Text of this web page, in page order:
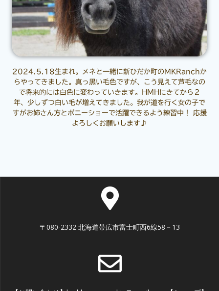
2024.5.18生まれ。メネと一緒に新ひだか町のMKRanchか
らやってきました。真っ黒い毛色ですが、こう見えて芦毛なの
で将来的には白色に変わっていきます。HMHにきてから２
年、少しずつ白い毛が増えてきました。我が道を行く女の子で
すがお姉さん方とポニーショーで活躍できるよう練習中！ 応援
よろしくお願いします♪
〒080-2332 北海道帯広市富士町西6線58－13